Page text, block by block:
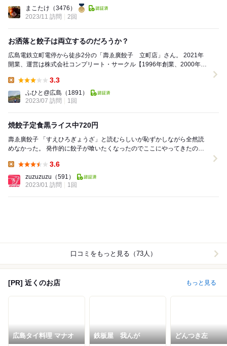
まこたけ （3476）
2023/11 訪問
2回
お洒落と餃子は両立するのだろうか？
広島電鉄立町電停から徒歩2分の「壽ゑ廣餃子 立町店」さん。 2021年
開業、運営は株式会社コンプリート・サークル【1996年創業、2000年設
3.3
ふひと@広島 （1891）
2023/07 訪問
1回
焼餃子定食黒ライス中720円
壽ゑ廣餃子 「すえひろぎょうざ」と読むらしいが恥ずかしながら全然読
めなかった。 発作的に餃子が喰いたくなったのでここにやってきたのだ
3.6
zuzuzuzu （591）
2023/01 訪問
1回
口コミをもっと見る（73人）
[PR] 近くのお店 もっと見る
広島タイ料理 マナオ 鉄板屋 我んが どんつき左